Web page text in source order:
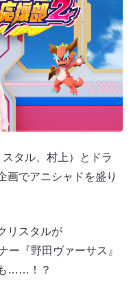
タル、村上）とドラ
画でアニシャドを盛り
リスタルが
ー『野田ヴァーサス』
……！？